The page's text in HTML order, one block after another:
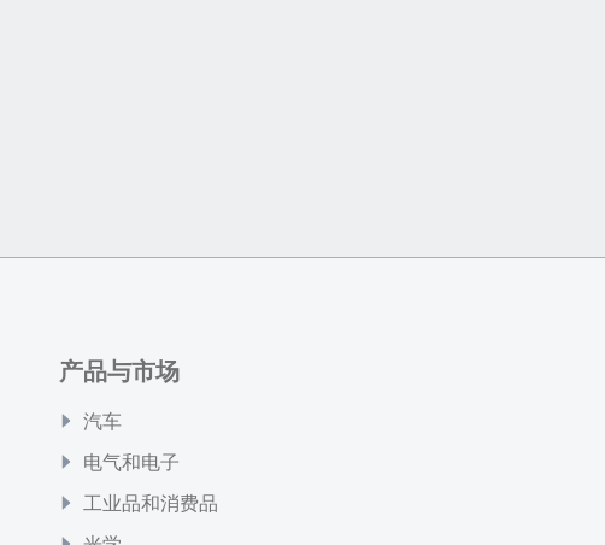
产品与市场
汽车
电气和电子
工业品和消费品